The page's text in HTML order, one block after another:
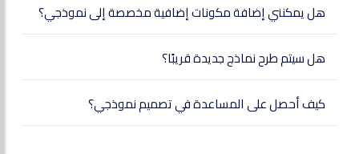
هل يمكنني إضافة مكونات إضافية مخصصة إلى نموذجي؟
هل سيتم طرح نماذج جديدة قريبًا؟
كيف أحصل على المساعدة في تصميم نموذجي؟